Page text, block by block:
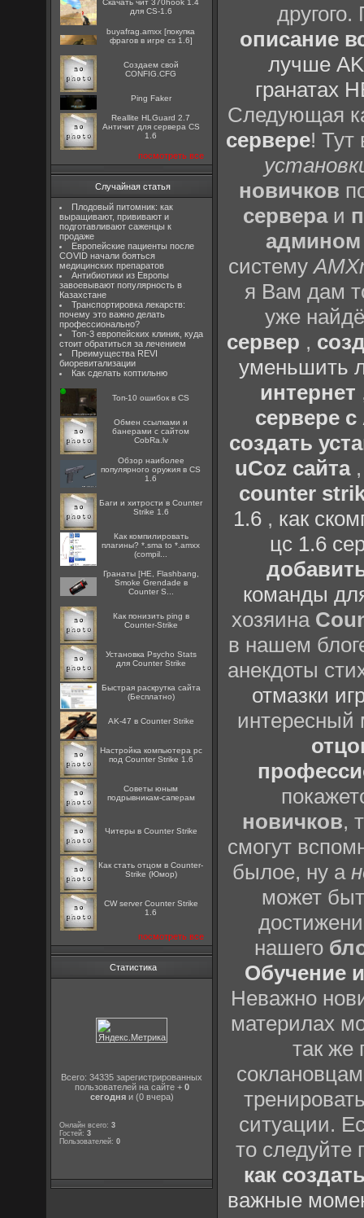
Скачать чит 370hook 1.4
для CS-1.6
buyafrag.amxx [покупка
фрагов в игре cs 1.6]
Создаем свой
CONFIG.CFG
Ping Faker
Reallite HLGuard 2.7
Aнтичит для сервера CS
1.6
посмотреть все
Случайная статья
Плодовый питомник: как
выращивают, прививают и
подготавливают саженцы к
продаже
Европейские пациенты после
COVID начали бояться
медицинских препаратов
Антибиотики из Европы
завоевывают популярность в
Казахстане
Транспортировка лекарств:
почему это важно делать
профессионально?
Топ-3 европейских клиник, куда
стоит обратиться за лечением
Преимущества REVI
биоревитализации
Как сделать коптильню
Топ-10 ошибок в CS
Oбмен ссылками и
банерами с сайтом
CobRa.lv
Обзор наиболее
популярного оружия в CS
1.6
Баги и хитрости в Counter
Strike 1.6
Как компилировать
плагины? *.sma to *.amxx
(compil...
Гранаты [HE, Flashbang,
Smoke Grendade в
Counter S...
Как понизить ping в
Counter-Strike
Установка Psycho Stats
для Counter Strike
Быстрая раскрутка сайта
(Бесплатно)
AK-47 в Counter Strike
Настройка компьютера pc
под Counter Strike 1.6
Советы юным
подрывникам-саперам
Читеры в Counter Strike
Как стать отцом в Counter-
Strike (Юмор)
CW server Counter Strike
1.6
посмотреть все
Статистика
Всего: 34335 зарегистрированных
пользователей на сайте + 0
сегодняи (0 вчера)
Онлайн всего:3
Гостей:3
Пользователей:0
описание
лучше
гранатах
Следующая
сервере! Тут
новичков
сервераи
админом
систему
я Вам дам
уже
сервер ,
уменьшить
интернет
сервере
создать
uCoz сайта
counter
1.6, как
цс 1.6
команды
хозяина
в нашем
анекдоты
отмазки
интересный
новичков,
смогут
былое, ну а
может
нашего
Обучение
Неважно
материлах
так же
ситуации.
то
как
важные